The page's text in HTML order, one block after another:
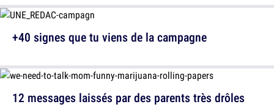
12 messages laissés par des parents très drôles
+40 signes que tu viens de la campagne